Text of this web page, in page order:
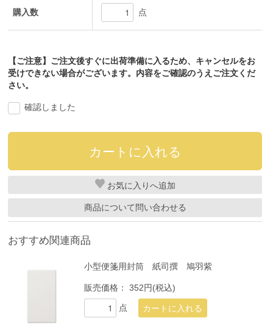
購入数 点
【ご注意】ご注文後すぐに出荷準備に入るため、キャンセルをお
受けできない場合がございます。内容をご確認のうえご注文くだ
さい。
確認しました
お気に入り
商品について問い合わせる
おすすめ関連商品
小型便箋用封筒 紙司撰 鳩羽紫
販売価格：352円(税込)
点